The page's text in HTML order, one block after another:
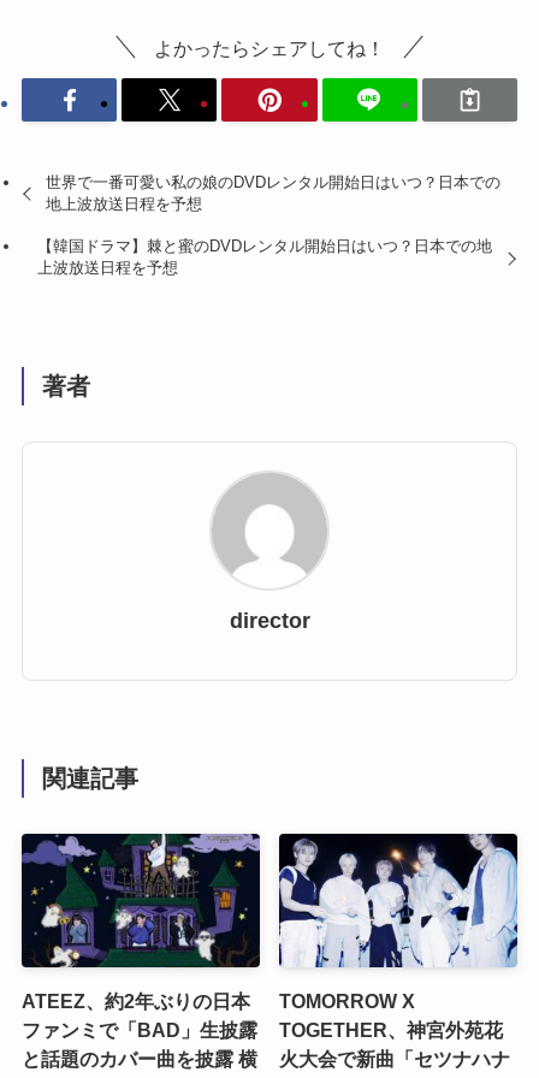
よかったらシェアしてね！
世界で一番可愛い私の娘のDVDレンタル開始日はいつ？日本での
地上波放送日程を予想
【韓国ドラマ】棘と蜜のDVDレンタル開始日はいつ？日本での地
上波放送日程を予想
著者
director
関連記事
ATEEZ、約2年ぶりの日本
ファンミで「BAD」生披露
と話題のカバー曲を披露 横
TOMORROW X
TOGETHER、神宮外苑花
火大会で新曲「セツナハナ